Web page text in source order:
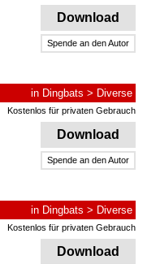
Download
Spende an den Autor
in Dingbats > Diverse
Kostenlos für privaten Gebrauch
Download
Spende an den Autor
in Dingbats > Diverse
Kostenlos für privaten Gebrauch
Download